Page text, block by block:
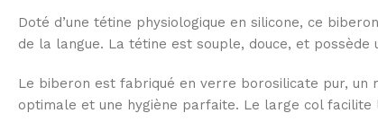
Doté d’une tétine physiologique en silicone, ce
de la langue. La tétine est souple, douce, et
Le biberon est fabriqué en verre borosilicate pur, un
optimale et une hygiène parfaite. Le large col